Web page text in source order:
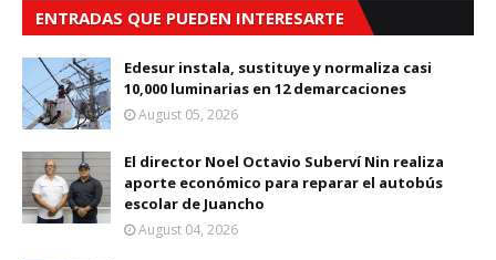
ENTRADAS QUE PUEDEN INTERESARTE
Edesur instala, sustituye y normaliza casi
10,000 luminarias en 12 demarcaciones
August 05, 2026
El director Noel Octavio Suberví Nin realiza
aporte económico para reparar el autobús
escolar de Juancho
August 04, 2026